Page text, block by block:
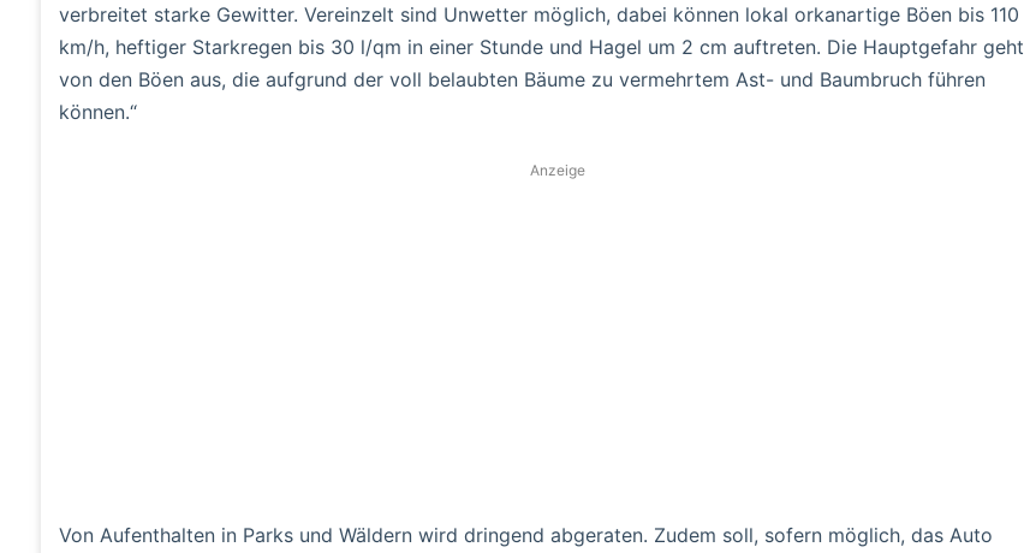
verbreitet starke Gewitter. Vereinzelt sind Unwetter möglich, dabei können lokal orkanartige Böen bis 110
km/h, heftiger Starkregen bis 30 l/qm in einer Stunde und Hagel um 2 cm auftreten. Die Hauptgefahr geht
von den Böen aus, die aufgrund der voll belaubten Bäume zu vermehrtem Ast- und Baumbruch führen
können.“
Anzeige
Von Aufenthalten in Parks und Wäldern wird dringend abgeraten. Zudem soll, sofern möglich, das Auto